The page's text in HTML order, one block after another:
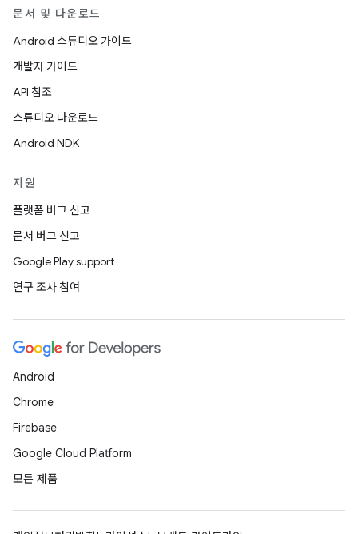
문서 및 다운로드
Android 스튜디오 가이드
개발자 가이드
API 참조
스튜디오 다운로드
Android NDK
지원
플랫폼 버그 신고
문서 버그 신고
Google Play support
연구 조사 참여
Android
Chrome
Firebase
Google Cloud Platform
모든 제품